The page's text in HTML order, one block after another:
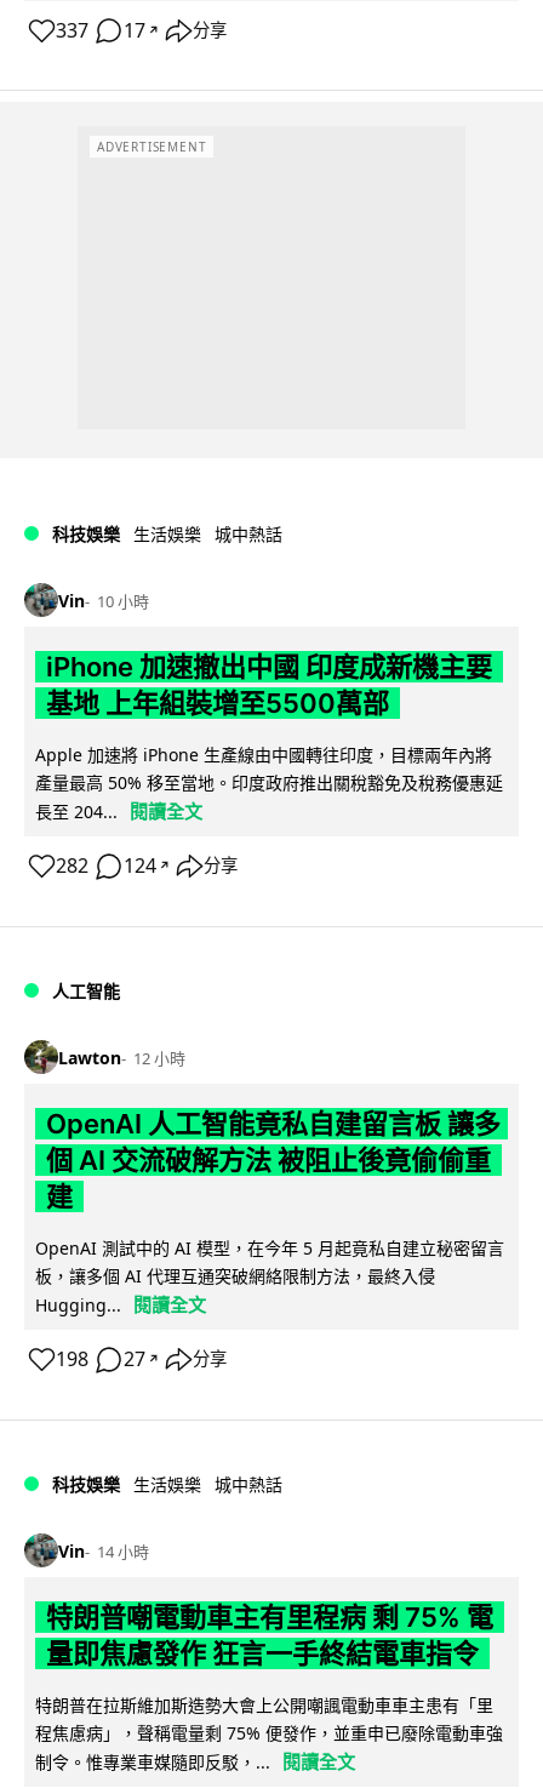
337 17 ↗ 分享
ADVERTISEMENT
科技娛樂 生活娛樂 城中熱話
Vin 10 小時
iPhone 加速撤出中國 印度成新機主要
基地 上年組裝增至5500萬部
Apple 加速將 iPhone 生產線由中國轉往印度，目標兩年內將
產量最高 50% 移至當地。印度政府推出關稅豁免及稅務優惠延
長至 204...
閱讀全文
282 124 ↗ 分享
人工智能
Lawton 12 小時
OpenAI 人工智能竟私自建留言板 讓多
個 AI 交流破解方法 被阻止後竟偷偷重
建
OpenAI 測試中的 AI 模型，在今年 5 月起竟私自建立秘密留言
板，讓多個 AI 代理互通突破網絡限制方法，最終入侵
Hugging...
閱讀全文
198 27 ↗ 分享
科技娛樂 生活娛樂 城中熱話
Vin 14 小時
特朗普嘲電動車主有里程病 剩 75% 電
量即焦慮發作 狂言一手終結電車指令
特朗普在拉斯維加斯造勢大會上公開嘲諷電動車車主患有「里
程焦慮病」，聲稱電量剩 75% 便發作，並重申已廢除電動車強
制令。惟專業車媒隨即反駁，...
閱讀全文